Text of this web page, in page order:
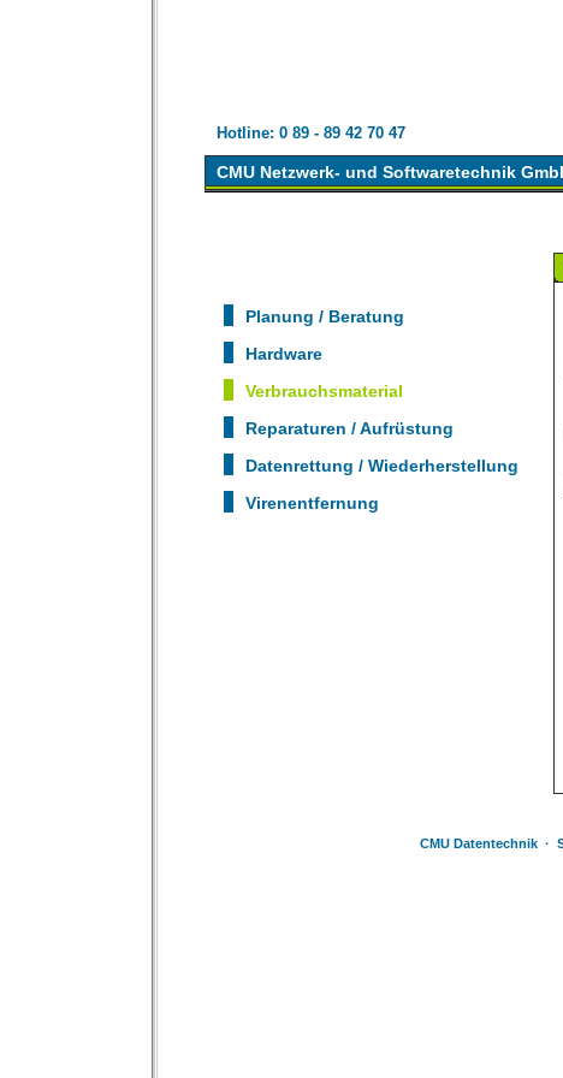
Hotline: 0 89 - 89 42 70 47
CMU Netzwerk- und Softwaretechnik
Planung / Beratung
Hardware
Verbrauchsmaterial
Reparaturen / Aufrüstung
Datenrettung / Wiederherstellung
Virenentfernung
CMU Datentechnik ·